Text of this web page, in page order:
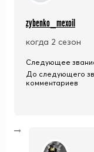
zybenko_mexoil
когда 2 сезон
Следующее
До следующего
комментариев